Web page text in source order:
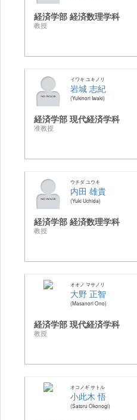
経済学部 経済数理学科
教授
イワキ ユキノリ
岩城 志紀
Yukinori Iwaki
経済学部 現代経済学科
准教授
ウチダ ユウキ
内田 雄貴
Yuki Uchida
経済学部 経済数理学科
教授
オオノ マサノリ
大野 正智
Masanori Ono
経済学部 現代経済学科
教授
オコノギ サトル
小此木 悟
Satoru Okonogi